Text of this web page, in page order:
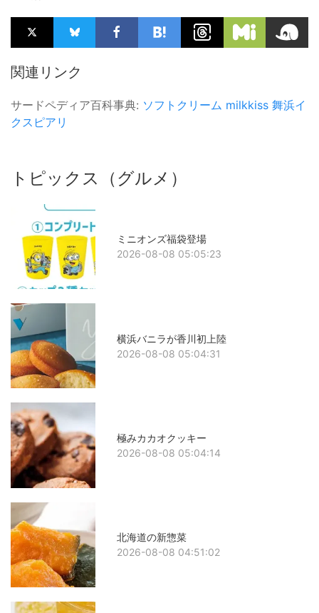
関連リンク
サードペディア百科事典: ソフトクリーム milkkiss 舞浜イ
クスピアリ
トピックス（グルメ）
ミニオンズ福袋登場
2026-08-08 05:05:23
横浜バニラが香川初上陸
2026-08-08 05:04:31
極みカカオクッキー
2026-08-08 05:04:14
北海道の新惣菜
2026-08-08 04:51:02